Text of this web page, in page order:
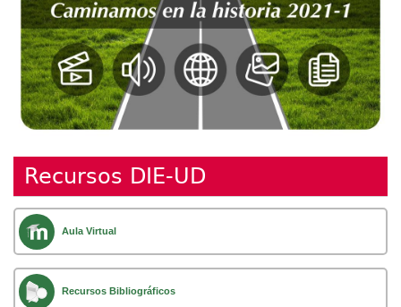
Recursos DIE-UD
Aula Virtual
Recursos Bibliográficos